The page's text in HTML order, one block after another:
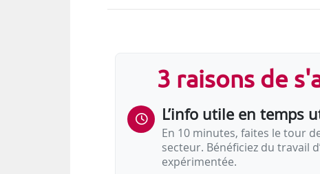
Olivier Phelip a rejoint
Formation et d’Uniformation. Il
Diplômé de l’ESC Reims, il avait,
3 raisons de
L’info utile en temps
En 10 minutes, faites le tour
secteur. Bénéficiez du travail
expérimentée.